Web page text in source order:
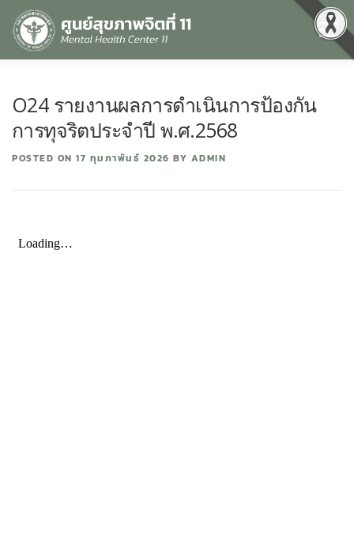
Menu
ศูนย์ข้อมูลข่าวสาร
O24 รายงานผลการดำเนินการป้องกัน
การทุจริตประจำปี พ.ศ.2568
POSTED ON 17 กุมภาพันธ์ 2026 BY ADMIN